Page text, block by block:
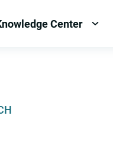
Center
OPEN